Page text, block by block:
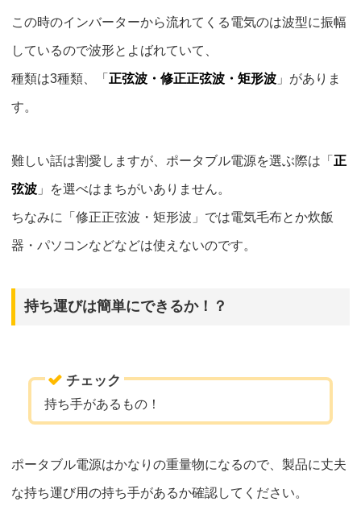
この時のインバーターから流れてくる電気のは波型に振幅
しているので波形とよばれていて、
種類は3種類、「 正弦波・修正正弦波・矩形波 」がありま
す。
難しい話は割愛しますが、ポータブル電源を選ぶ際は 「 正
弦波 」 を選べはまちがいありません。
ちなみに「修正正弦波・矩形波」では電気毛布とか炊飯
器・パソコンなどなどは使えないのです。
持ち運びは簡単にできるか！？
チェック
持ち手があるもの！
ポータブル電源はかなりの重量物になるので、製品に丈夫
な持ち運び用の持ち手があるか確認してください。